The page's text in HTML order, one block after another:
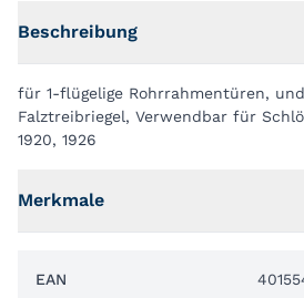
Beschreibung
für 1-flügelige Rohrrahmentüren,
Falztreibriegel, Verwendbar für
1920, 1926
Merkmale
EAN